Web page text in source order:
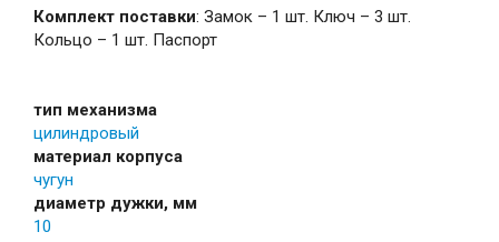
Комплект поставки: Замок – 1 шт. Ключ – 3 шт.
Кольцо – 1 шт. Паспорт
тип механизма
цилиндровый
материал корпуса
чугун
диаметр дужки, мм
10